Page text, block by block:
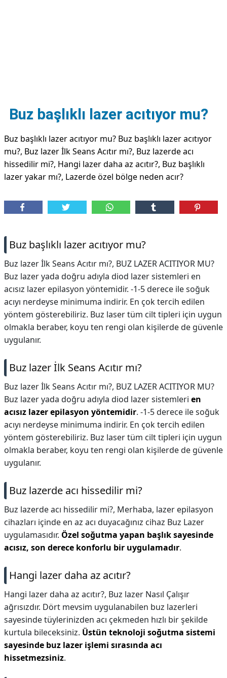
Buz başlıklı lazer acıtıyor mu?
Buz başlıklı lazer acıtıyor mu? Buz başlıklı lazer acıtıyor
mu?, Buz lazer İlk Seans Acıtır mı?, Buz lazerde acı
hissedilir mi?, Hangi lazer daha az acıtır?, Buz başlıklı
lazer yakar mı?, Lazerde özel bölge neden acır?
Buz başlıklı lazer acıtıyor mu?
Buz lazer İlk Seans Acıtır mı?, BUZ LAZER ACITIYOR MU?
Buz lazer yada doğru adıyla diod lazer sistemleri en
acısız lazer epilasyon yöntemidir. -1-5 derece ile soğuk
acıyı nerdeyse minimuma indirir. En çok tercih edilen
yöntem gösterebiliriz. Buz laser tüm cilt tipleri için uygun
olmakla beraber, koyu ten rengi olan kişilerde de güvenle
uygulanır.
Buz lazer İlk Seans Acıtır mı?
Buz lazer İlk Seans Acıtır mı?, BUZ LAZER ACITIYOR MU?
Buz lazer yada doğru adıyla diod lazer sistemleri en
acısız lazer epilasyon yöntemidir. -1-5 derece ile soğuk
acıyı nerdeyse minimuma indirir. En çok tercih edilen
yöntem gösterebiliriz. Buz laser tüm cilt tipleri için uygun
olmakla beraber, koyu ten rengi olan kişilerde de güvenle
uygulanır.
Buz lazerde acı hissedilir mi?
Buz lazerde acı hissedilir mi?, Merhaba, lazer epilasyon
cihazları içinde en az acı duyacağınız cihaz Buz Lazer
uygulamasıdır. Özel soğutma yapan başlık sayesinde
acısız, son derece konforlu bir uygulamadır.
Hangi lazer daha az acıtır?
Hangi lazer daha az acıtır?, Buz lazer Nasıl Çalışır
ağrısızdır. Dört mevsim uygulanabilen buz lazerleri
sayesinde tüylerinizden acı çekmeden hızlı bir şekilde
kurtula bileceksiniz. Üstün teknoloji soğutma sistemi
sayesinde buz lazer işlemi sırasında acı
hissetmezsiniz.